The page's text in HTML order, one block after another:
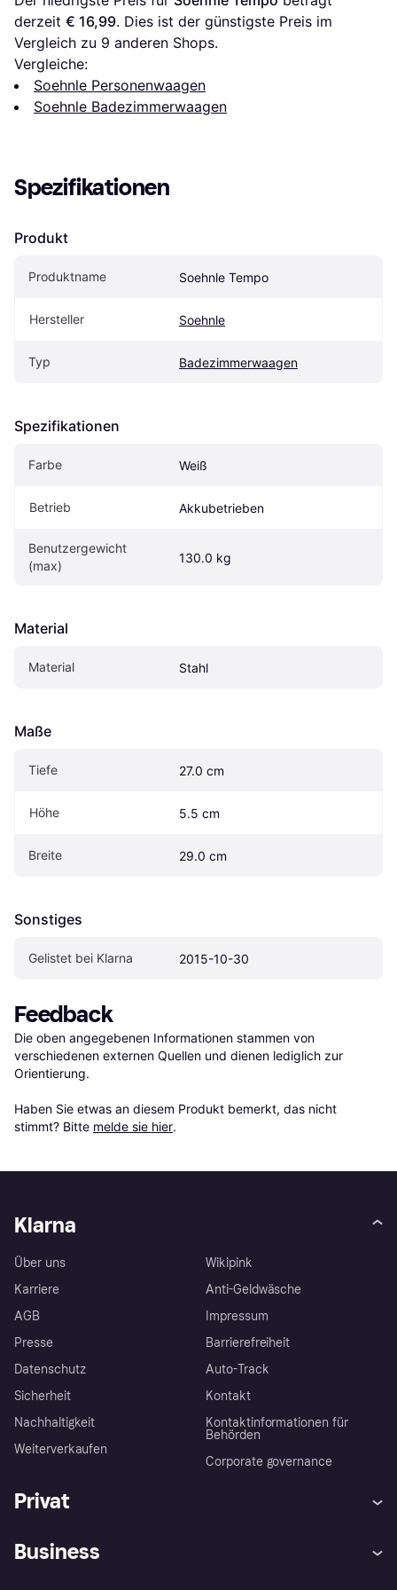
derzeit € 16,99. Dies ist der günstigste Preis im
Vergleich zu 9 anderen Shops.
Vergleiche:
Soehnle Personenwaagen
Soehnle Badezimmerwaagen
Spezifikationen
Produkt
Produktname Soehnle Tempo
Hersteller Soehnle
Typ Badezimmerwaagen
Spezifikationen
Farbe Weiß
Betrieb Akkubetrieben
Benutzergewicht
(max)
130.0 kg
Material
Material Stahl
Maße
Tiefe 27.0 cm
Höhe 5.5 cm
Breite 29.0 cm
Sonstiges
Gelistet bei Klarna 2015-10-30
Feedback
Die oben angegebenen Informationen stammen von
verschiedenen externen Quellen und dienen lediglich zur
Orientierung.
Haben Sie etwas an diesem Produkt bemerkt, das nicht
stimmt? Bitte melde sie hier.
Klarna
Über uns
Karriere
AGB
Presse
Datenschutz
Sicherheit
Nachhaltigkeit
Weiterverkaufen
Wikipink
Anti-Geldwäsche
Impressum
Barrierefreiheit
Auto-Track
Kontakt
Kontaktinformationen für
Behörden
Corporate governance
Privat
Business